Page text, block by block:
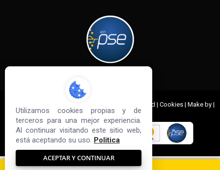
Utilizamos cookies propias y de
terceros para una mejor experiencia.
Al continuar visitando este sitio web,
está aceptando su uso. Politica
ACEPTAR Y CONTINUAR
© 2022 G&J Empresas de Acero. All Rights Reserved | Cookies | Make by |
Sd3
0